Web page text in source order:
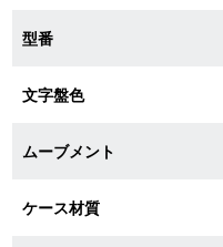
店舗受け取りサービス
店舗取り寄せサービス
型番
文字盤色
ムーブメント
ケース材質